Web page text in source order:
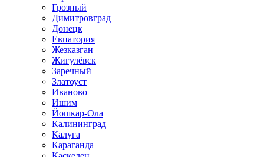
Грозный
Димитровград
Донецк
Евпатория
Жезказган
Жигулёвск
Заречный
Златоуст
Иваново
Ишим
Йошкар-Ола
Калининград
Калуга
Караганда